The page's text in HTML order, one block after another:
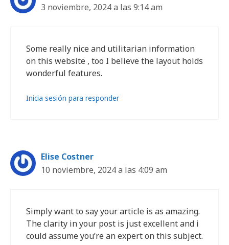
3 noviembre, 2024 a las 9:14 am
Some really nice and utilitarian information
on this website , too I believe the layout holds
wonderful features.
Inicia sesión para responder
Elise Costner
10 noviembre, 2024 a las 4:09 am
Simply want to say your article is as amazing.
The clarity in your post is just excellent and i
could assume you’re an expert on this subject.